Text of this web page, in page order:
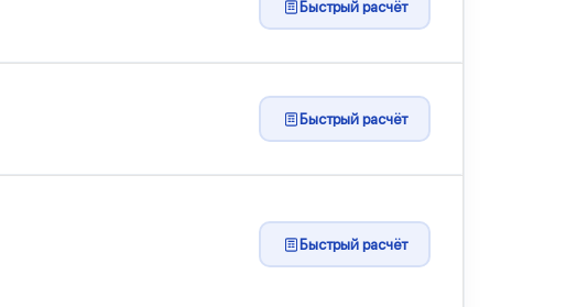
Быстрый расчёт
Быстрый расчёт
Быстрый расчёт